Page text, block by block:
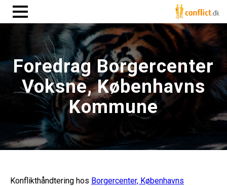
Foredrag Borgercenter
Voksne, Københavns
Kommune
Konflikthåndtering hos Borgercenter, Københavns